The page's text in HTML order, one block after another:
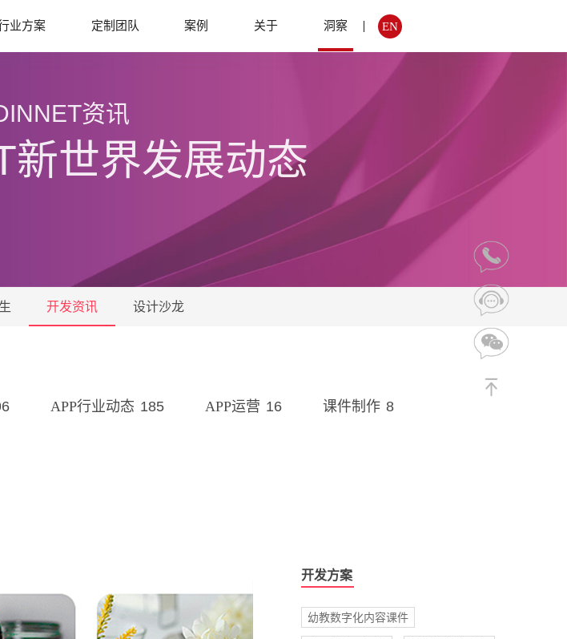
业方案 定制团队 案例 关于 洞察 EN
资讯
新世界发展动态
开发资讯 设计沙龙
APP行业动态 185 APP运营 16 课件制作 8
开发方案
幼教数字化内容课件